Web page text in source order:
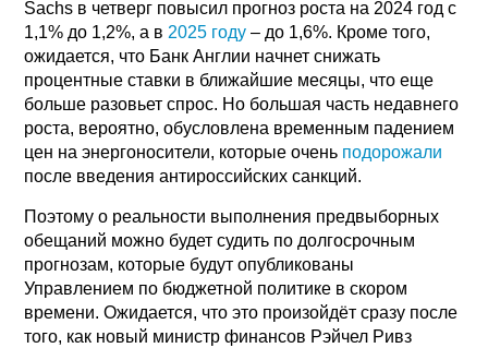
Sachs в четверг повысил прогноз роста на 2024 год с
1,1% до 1,2%, а в 2025 году – до 1,6%. Кроме того,
ожидается, что Банк Англии начнет снижать
процентные ставки в ближайшие месяцы, что еще
больше разовьет спрос. Но большая часть недавнего
роста, вероятно, обусловлена временным падением
цен на энергоносители, которые очень подорожали
после введения антироссийских санкций.
Поэтому о реальности выполнения предвыборных
обещаний можно будет судить по долгосрочным
прогнозам, которые будут опубликованы
Управлением по бюджетной политике в скором
времени. Ожидается, что это произойдёт сразу после
того, как новый министр финансов Рэйчел Ривз